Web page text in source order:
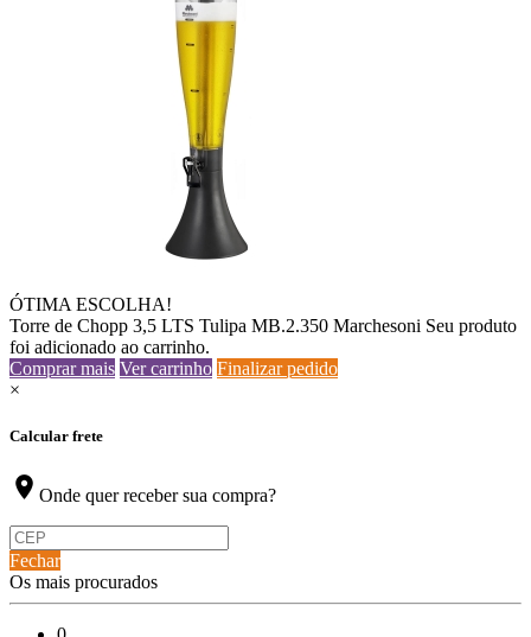
ÓTIMA ESCOLHA!
Torre de Chopp 3,5 LTS Tulipa MB.2.350 Marchesoni Seu produto
foi adicionado ao carrinho.
Comprar mais Ver carrinho Finalizar pedido
×
Calcular frete
location_on Onde quer receber sua compra?
Fechar
Os mais procurados